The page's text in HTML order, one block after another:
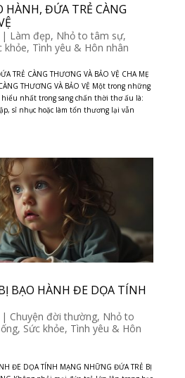
HÀNH, ĐỨA TRẺ CÀNG
| Làm đẹp, Nhỏ to tâm sự,
khỏe, Tình yêu & Hôn nhân
TRẺ CÀNG THƯƠNG VÀ BẢO VỆ CHA MẸ
THƯƠNG VÀ BẢO VỆ Một trong những
nhất trong sang chấn thời thơ ấu là:
sỉ nhục hoặc làm tổn thương lại vẫn
BẠO HÀNH ĐE DỌA TÍNH
| Chuyện đời thường, Nhỏ to
, Sức khỏe, Tình yêu & Hôn
ĐE DỌA TÍNH MẠNG NHỮNG ĐỨA TRẺ BỊ